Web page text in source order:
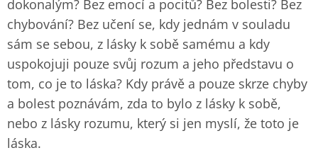
dokonalým? Bez emocí a pocitů? Bez bolesti? Bez
chybování? Bez učení se, kdy jednám v souladu
sám se sebou, z lásky k sobě samému a kdy
uspokojuji pouze svůj rozum a jeho představu o
tom, co je to láska? Kdy právě a pouze skrze chyby
a bolest poznávám, zda to bylo z lásky k sobě,
nebo z lásky rozumu, který si jen myslí, že toto je
láska.